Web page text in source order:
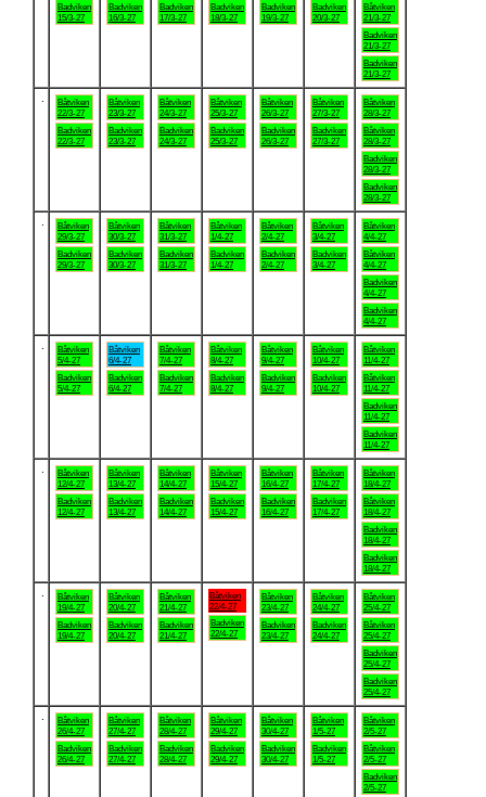
Badviken
15/3-27
Badviken
16/3-27
Badviken
17/3-27
Badviken
18/3-27
Badviken
19/3-27
Badviken
20/3-27
Båtviken
21/3-27
Badviken
21/3-27
Badviken
21/3-27
Båtviken
22/3-27
Badviken
22/3-27
Båtviken
23/3-27
Badviken
23/3-27
Båtviken
24/3-27
Badviken
24/3-27
Båtviken
25/3-27
Badviken
25/3-27
Båtviken
26/3-27
Badviken
26/3-27
Båtviken
27/3-27
Badviken
27/3-27
Båtviken
28/3-27
Båtviken
28/3-27
Badviken
28/3-27
Badviken
28/3-27
Båtviken
29/3-27
Badviken
29/3-27
Båtviken
30/3-27
Badviken
30/3-27
Båtviken
31/3-27
Badviken
31/3-27
Båtviken
1/4-27
Badviken
1/4-27
Båtviken
2/4-27
Badviken
2/4-27
Båtviken
3/4-27
Badviken
3/4-27
Båtviken
4/4-27
Båtviken
4/4-27
Badviken
4/4-27
Badviken
4/4-27
Båtviken
5/4-27
Badviken
5/4-27
Båtviken
6/4-27
Badviken
6/4-27
Båtviken
7/4-27
Badviken
7/4-27
Båtviken
8/4-27
Badviken
8/4-27
Båtviken
9/4-27
Badviken
9/4-27
Båtviken
10/4-27
Badviken
10/4-27
Båtviken
11/4-27
Båtviken
11/4-27
Badviken
11/4-27
Badviken
11/4-27
Båtviken
12/4-27
Badviken
12/4-27
Båtviken
13/4-27
Badviken
13/4-27
Båtviken
14/4-27
Badviken
14/4-27
Båtviken
15/4-27
Badviken
15/4-27
Båtviken
16/4-27
Badviken
16/4-27
Båtviken
17/4-27
Badviken
17/4-27
Båtviken
18/4-27
Båtviken
18/4-27
Badviken
18/4-27
Badviken
18/4-27
Båtviken
19/4-27
Badviken
19/4-27
Båtviken
20/4-27
Badviken
20/4-27
Båtviken
21/4-27
Badviken
21/4-27
Båtviken
22/4-27
Badviken
22/4-27
Båtviken
23/4-27
Badviken
23/4-27
Båtviken
24/4-27
Badviken
24/4-27
Båtviken
25/4-27
Båtviken
25/4-27
Badviken
25/4-27
Badviken
25/4-27
Båtviken
26/4-27
Badviken
26/4-27
Båtviken
27/4-27
Badviken
27/4-27
Båtviken
28/4-27
Badviken
28/4-27
Båtviken
29/4-27
Badviken
29/4-27
Båtviken
30/4-27
Badviken
30/4-27
Båtviken
1/5-27
Badviken
1/5-27
Båtviken
2/5-27
Båtviken
2/5-27
Badviken
2/5-27